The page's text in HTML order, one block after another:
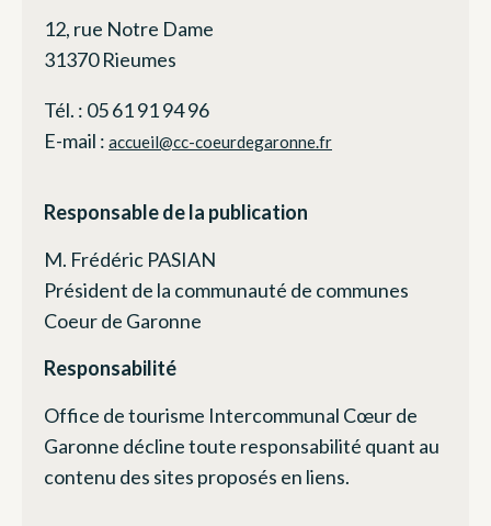
12, rue Notre Dame
31370 Rieumes
Tél. : 05 61 91 94 96
E-mail : accueil@cc-coeurdegaronne.fr
Responsable de la publication
M. Frédéric PASIAN
Président de la communauté de communes
Coeur de Garonne
Responsabilité
Office de tourisme Intercommunal Cœur de
Garonne décline toute responsabilité quant au
contenu des sites proposés en liens.